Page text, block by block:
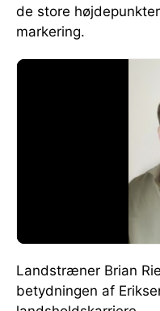
de store
markering.
Landstræner Brian
betydningen af